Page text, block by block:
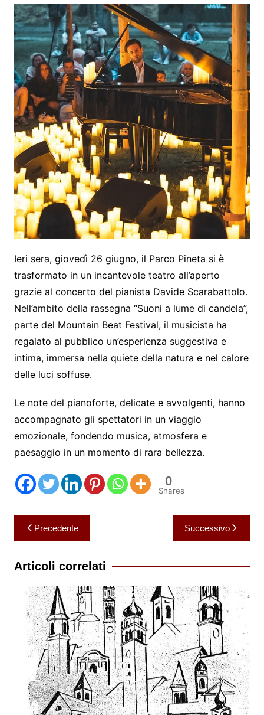
Ieri sera, giovedì 26 giugno, il Parco Pineta si è
trasformato in un incantevole teatro all’aperto
grazie al concerto del pianista Davide Scarabattolo.
Nell’ambito della rassegna “Suoni a lume di candela”,
parte del Mountain Beat Festival, il musicista ha
regalato al pubblico un’esperienza suggestiva e
intima, immersa nella quiete della natura e nel calore
delle luci soffuse.
Le note del pianoforte, delicate e avvolgenti, hanno
accompagnato gli spettatori in un viaggio
emozionale, fondendo musica, atmosfera e
paesaggio in un momento di rara bellezza.
0
Shares
Navigazione
articoli
Precedente Successivo
Articoli correlati